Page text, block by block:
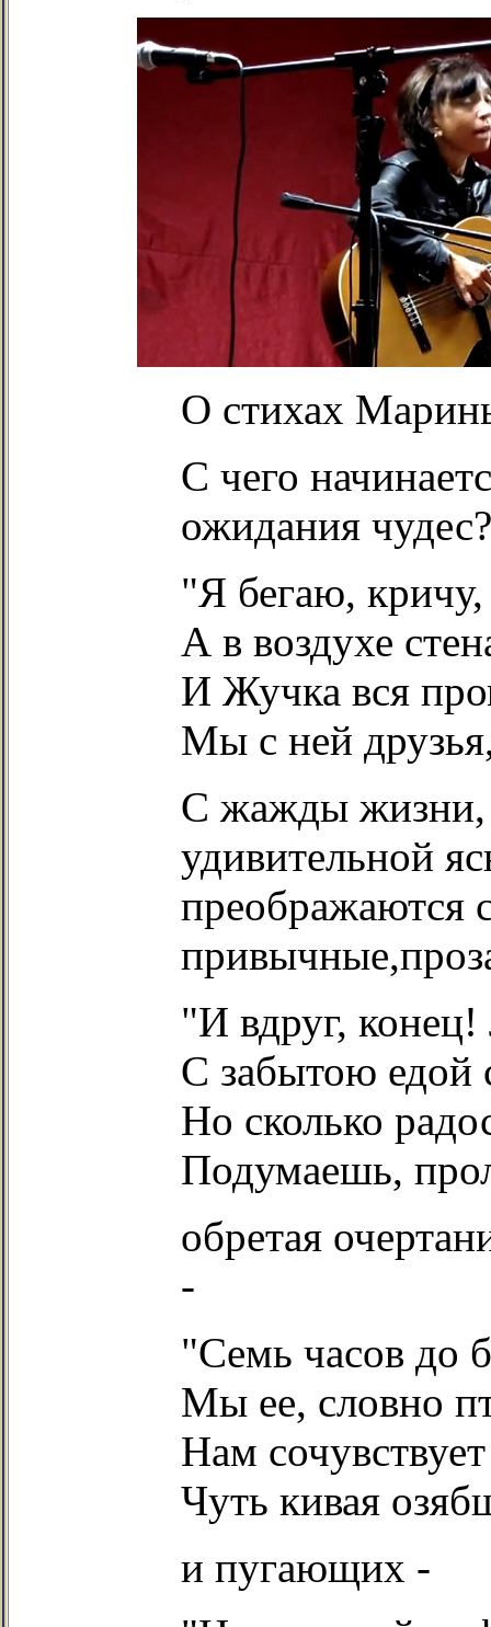
О стихах
С чего
ожидания
"Я бегаю, кричу,
А в воздухе
И Жучка вся
Мы с ней
С жажды жизни,
удивительной
преображаются
"И вдруг,
С забытою едой
Но сколько
Подумаешь,
обретая
-
"Семь часов до
Мы ее, словно
Нам
Чуть кивая
и пугающих -